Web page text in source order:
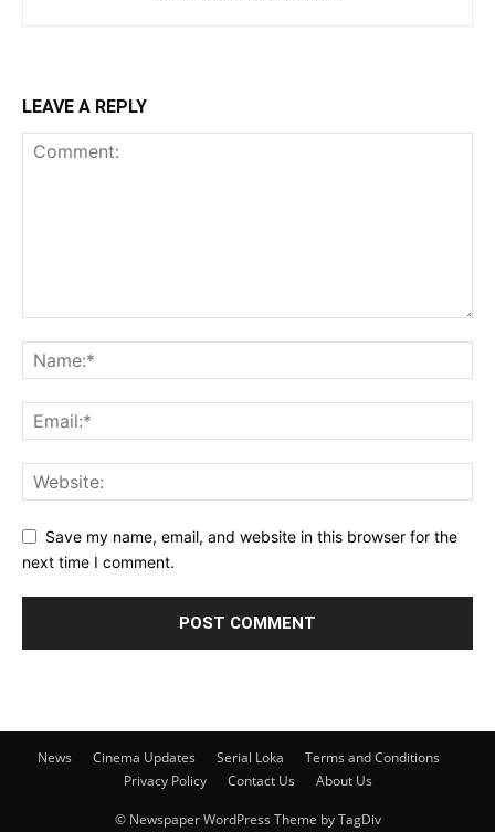
LEAVE A REPLY
Save my name, email, and website in this browser for the
next time I comment.
News Cinema Updates Serial Loka
Terms and Conditions
Privacy Policy
Contact Us About Us
© Newspaper WordPress Theme by TagDiv